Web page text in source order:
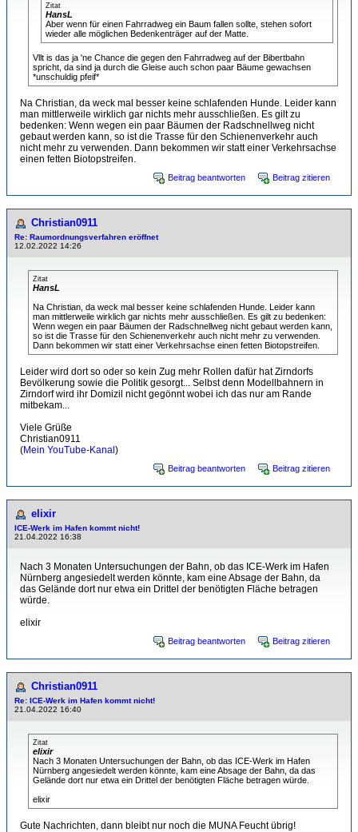
Zitat
HansL
Aber wenn für einen Fahrradweg ein Baum fallen sollte, stehen sofort
wieder alle möglichen Bedenkenträger auf der Matte.
Vllt is das ja 'ne Chance die gegen den Fahrradweg auf der Bibertbahn
spricht, da sind ja durch die Gleise auch schon paar Bäume gewachsen
*unschuldig pfeif*
Na Christian, da weck mal besser keine schlafenden Hunde. Leider kann
man mittlerweile wirklich gar nichts mehr ausschließen. Es gilt zu
bedenken: Wenn wegen ein paar Bäumen der Radschnellweg nicht
gebaut werden kann, so ist die Trasse für den Schienenverkehr auch
nicht mehr zu verwenden. Dann bekommen wir statt einer Verkehrsachse
einen fetten Biotopstreifen.
Beitrag beantworten Beitrag zitieren
Christian0911
Re: Raumordnungsverfahren eröffnet
12.02.2022 14:26
Zitat
HansL
Na Christian, da weck mal besser keine schlafenden Hunde. Leider kann
man mittlerweile wirklich gar nichts mehr ausschließen. Es gilt zu bedenken:
Wenn wegen ein paar Bäumen der Radschnellweg nicht gebaut werden kann,
so ist die Trasse für den Schienenverkehr auch nicht mehr zu verwenden.
Dann bekommen wir statt einer Verkehrsachse einen fetten Biotopstreifen.
Leider wird dort so oder so kein Zug mehr Rollen dafür hat Zirndorfs
Bevölkerung sowie die Politik gesorgt... Selbst denn Modellbahnern in
Zirndorf wird ihr Domizil nicht gegönnt wobei ich das nur am Rande
mitbekam...
Viele Grüße
Christian0911
(Mein YouTube-Kanal)
Beitrag beantworten Beitrag zitieren
elixir
ICE-Werk im Hafen kommt nicht!
21.04.2022 16:38
Nach 3 Monaten Untersuchungen der Bahn, ob das ICE-Werk im Hafen
Nürnberg angesiedelt werden könnte, kam eine Absage der Bahn, da
das Gelände dort nur etwa ein Drittel der benötigten Fläche betragen
würde.
elixir
Beitrag beantworten Beitrag zitieren
Christian0911
Re: ICE-Werk im Hafen kommt nicht!
21.04.2022 16:40
Zitat
elixir
Nach 3 Monaten Untersuchungen der Bahn, ob das ICE-Werk im Hafen
Nürnberg angesiedelt werden könnte, kam eine Absage der Bahn, da das
Gelände dort nur etwa ein Drittel der benötigten Fläche betragen würde.
elixir
Gute Nachrichten, dann bleibt nur noch die MUNA Feucht übrig!